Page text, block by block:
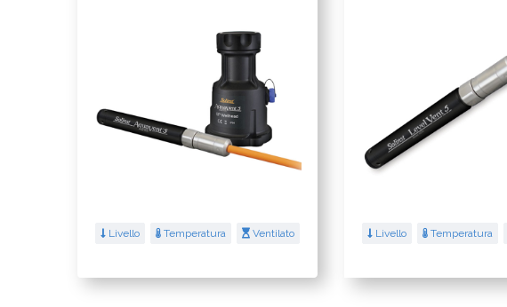
Livello Temperatura Ventilato Livello Temperatura